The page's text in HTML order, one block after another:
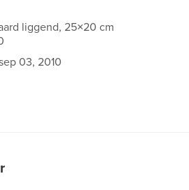
liggend, 25×20 cm
03, 2010